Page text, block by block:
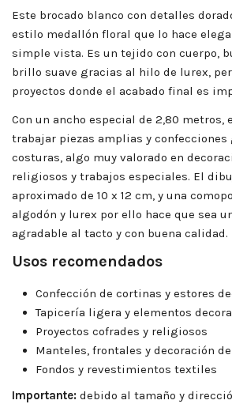
Este brocado blanco con detalles
estilo medallón floral que lo hace
simple vista. Es un tejido con cuerpo,
brillo suave gracias al hilo de lurex,
proyectos donde el acabado final es
Con un ancho especial de 2,80 metros,
trabajar piezas amplias y confecciones
costuras, algo muy valorado en
religiosos y trabajos especiales. El
aproximado de 10 x 12 cm, y una
algodón y lurex por ello hace que sea
agradable al tacto y con buena calidad.
Usos recomendados
Confección de cortinas y estores
Tapicería ligera y elementos
Proyectos cofrades y religiosos
Manteles, frontales y decoración
Fondos y revestimientos textiles
Importante: debido al tamaño y